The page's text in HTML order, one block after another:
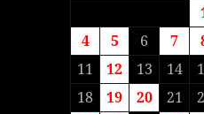
4
5 6 7
11
12 13 14
18
19 20 21